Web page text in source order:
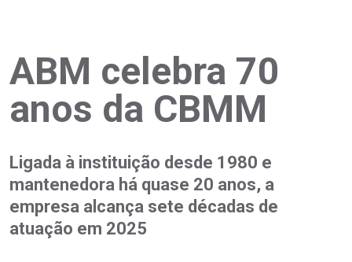
ABM celebra 70
anos da CBMM
Ligada à instituição desde 1980 e
mantenedora há quase 20 anos, a
empresa alcança sete décadas de
atuação em 2025